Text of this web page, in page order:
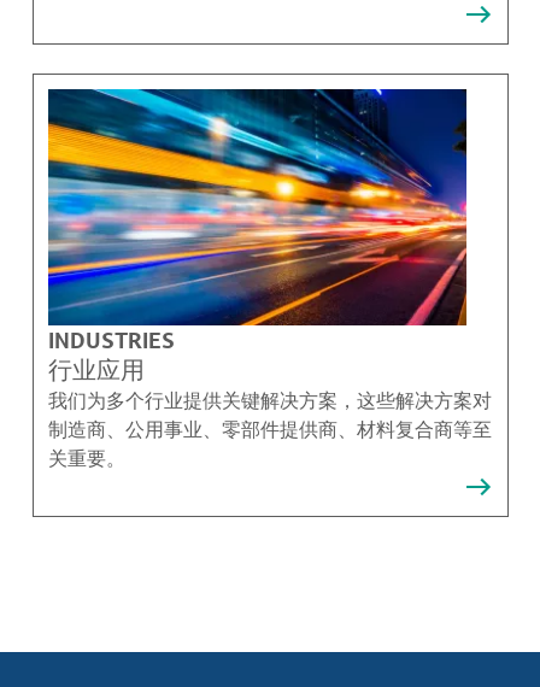
INDUSTRIES
行业应用
我们为多个行业提供关键解决方案，这些解决方案对
制造商、公用事业、零部件提供商、材料复合商等至
关重要。